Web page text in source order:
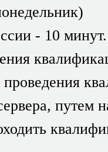
- 10 минут.
путем